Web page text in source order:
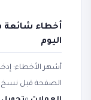
أخطاء شائعة
اليوم
أشهر الأخطاء:
الصفحة قبل نسخ